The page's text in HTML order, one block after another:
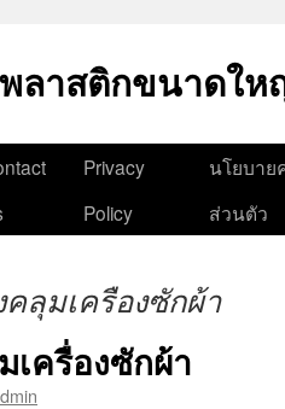
ลาสติกขนาดให
Privacy
Policy
นโยบาย
ส่วนตัว
คลุมเครืองซักผ้า
ครื่องซักผ้า